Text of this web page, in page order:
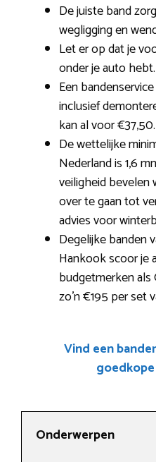
De juiste band
wegligging en
Let er op dat je
onder je auto hebt.
Een
inclusief
kan al voor €37,50.
De wettelijke
Nederland is 1,6
veiligheid bevelen
over te gaan tot
advies voor
Degelijke banden
Hankook scoor je
budgetmerken
zo’n €195 per set
Vind een
Onderwerpen